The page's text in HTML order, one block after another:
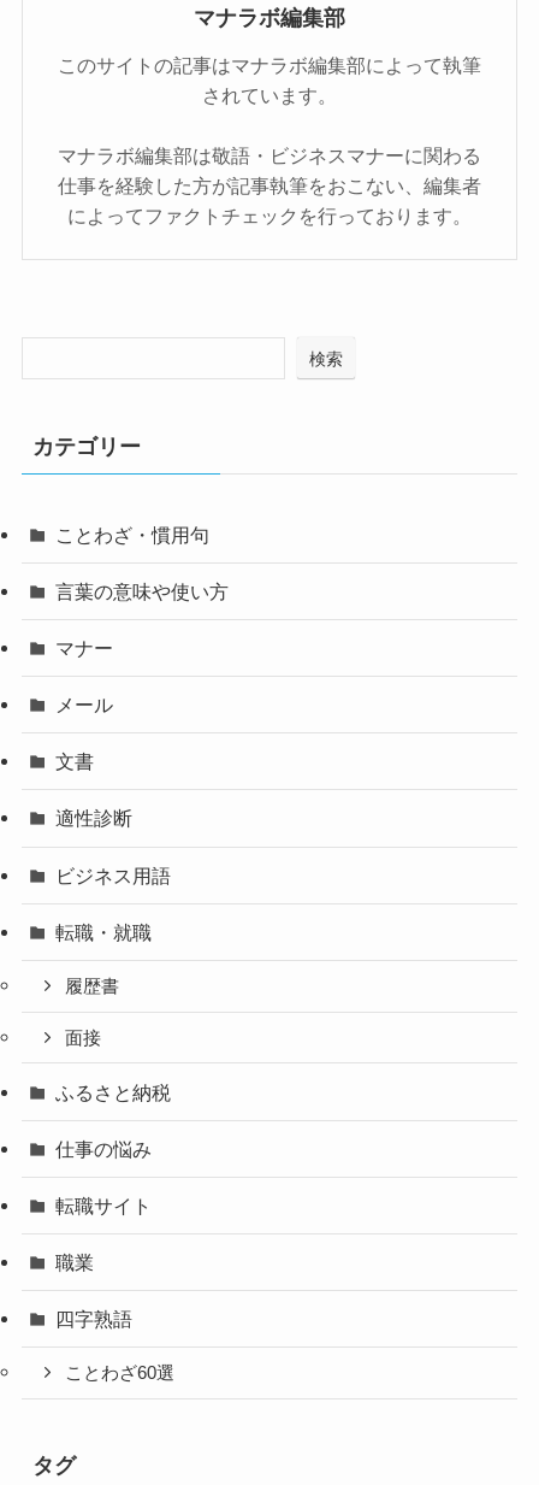
マナラボ編集部
このサイトの記事はマナラボ編集部によって執筆
されています。
マナラボ編集部は敬語・ビジネスマナーに関わる
仕事を経験した方が記事執筆をおこない、編集者
によってファクトチェックを行っております。
検索
カテゴリー
ことわざ・慣用句
言葉の意味や使い方
マナー
メール
文書
適性診断
ビジネス用語
転職・就職
履歴書
面接
ふるさと納税
仕事の悩み
転職サイト
職業
四字熟語
ことわざ60選
タグ